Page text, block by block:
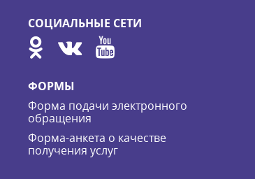
СОЦИАЛЬНЫЕ СЕТИ
ФОРМЫ
Форма подачи электронного
обращения
Форма-анкета о качестве
получения услуг